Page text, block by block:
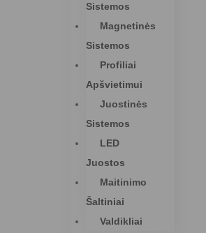
Sistemos
Magnetinės
Sistemos
Profiliai
Apšvietimui
Juostinės
Sistemos
LED
Juostos
Maitinimo
Šaltiniai
Valdikliai